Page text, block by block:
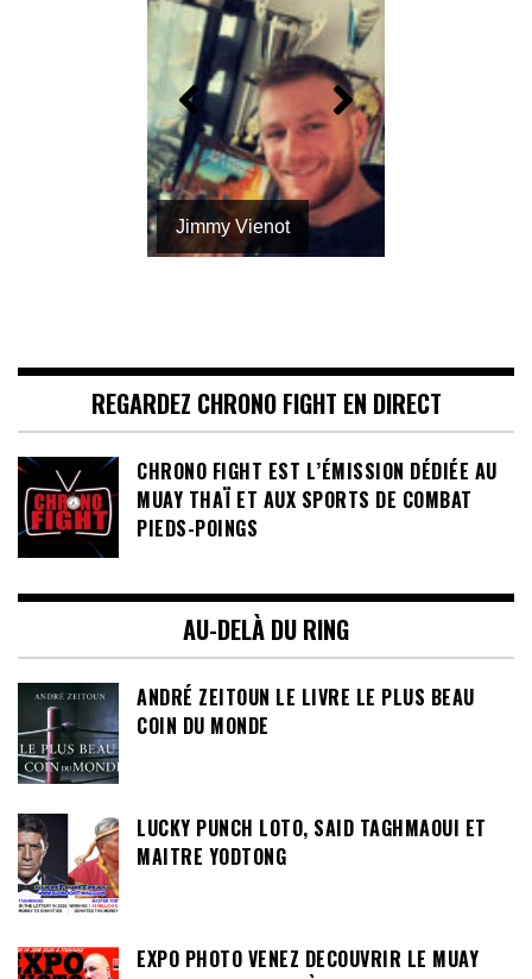
Cindy Silvestre
REGARDEZ CHRONO FIGHT EN DIRECT
CHRONO FIGHT EST L’ÉMISSION DÉDIÉE AU
MUAY THAÏ ET AUX SPORTS DE COMBAT
PIEDS-POINGS
AU-DELÀ DU RING
ANDRÉ ZEITOUN LE LIVRE LE PLUS BEAU
COIN DU MONDE
LUCKY PUNCH LOTO, SAID TAGHMAOUI ET
MAITRE YODTONG
EXPO PHOTO VENEZ DECOUVRIR LE MUAY